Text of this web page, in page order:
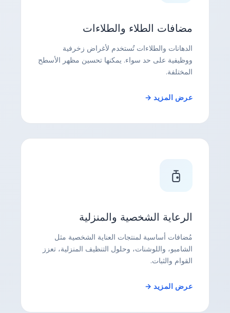
مضافات الطلاء والطلاءات
الدهانات والطلاءات تُستخدم لأغراض زخرفية
ووظيفية على حد سواء. يمكنها تحسين مظهر الأسطح
المختلفة.
عرض المزيد →
الرعاية الشخصية والمنزلية
مُضافات أساسية لمنتجات العناية الشخصية مثل
الشامبو، واللوشنات، وحلول التنظيف المنزلية، تعزز
القوام والثبات.
عرض المزيد →